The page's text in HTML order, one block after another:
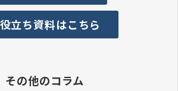
立ち資料はこちら
その他のコラム